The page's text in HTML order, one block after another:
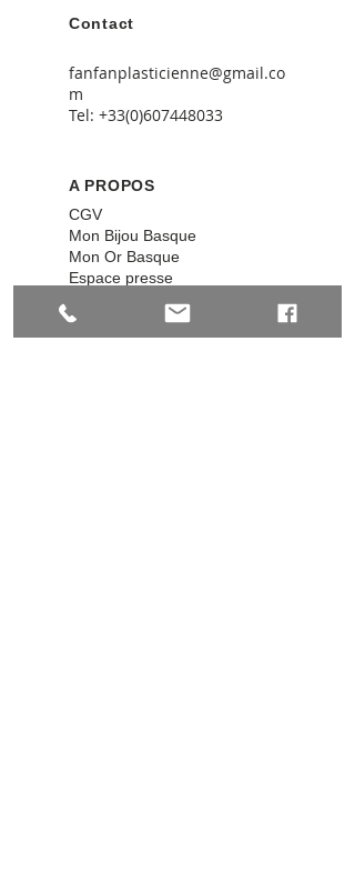
Contact
fanfanplasticienne@gmail.co
m
Tel: +33(0)607448033
A PROPOS
CGV
Mon Bijou Basque
Mon Or Basque
Espace presse